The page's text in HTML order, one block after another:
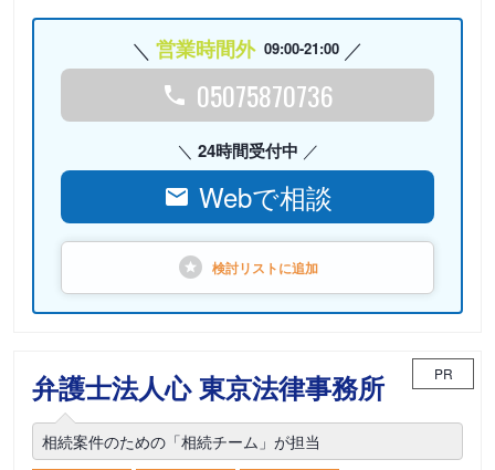
営業時間外 09:00-21:00
05075870736
24時間受付中
Webで相談
検討リストに追加
弁護士法人心 東京法律事務所 PR
相続案件のための「相続チーム」が担当